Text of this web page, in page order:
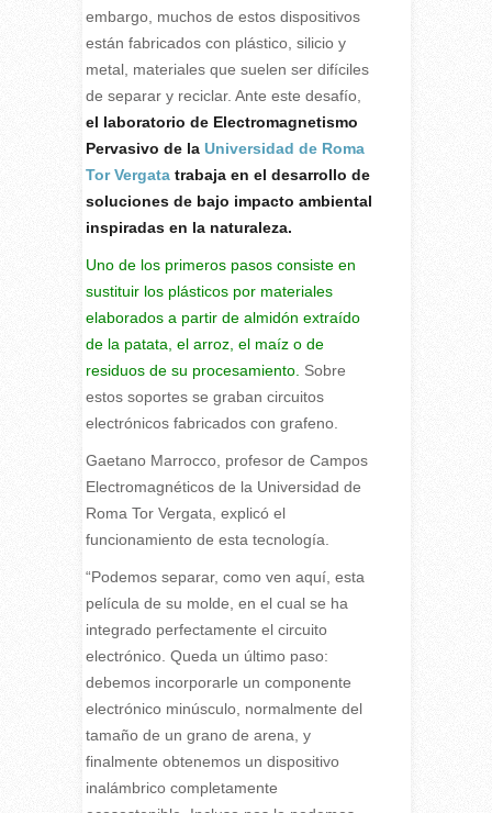
embargo, muchos de estos dispositivos
están fabricados con plástico, silicio y
metal, materiales que suelen ser difíciles
de separar y reciclar. Ante este desafío,
el laboratorio de Electromagnetismo
Pervasivo de la Universidad de Roma
Tor Vergatatrabaja en el desarrollo de
soluciones de bajo impacto ambiental
inspiradas en la naturaleza.
Uno de los primeros pasos consiste en
sustituir los plásticos por materiales
elaborados a partir de almidón extraído
de la patata, el arroz, el maíz o de
residuos de su procesamiento. Sobre
estos soportes se graban circuitos
electrónicos fabricados con grafeno.
Gaetano Marrocco, profesor de Campos
Electromagnéticos de la Universidad de
Roma Tor Vergata, explicó el
funcionamiento de esta tecnología.
“Podemos separar, como ven aquí, esta
película de su molde, en el cual se ha
integrado perfectamente el circuito
electrónico. Queda un último paso:
debemos incorporarle un componente
electrónico minúsculo, normalmente del
tamaño de un grano de arena, y
finalmente obtenemos un dispositivo
inalámbrico completamente